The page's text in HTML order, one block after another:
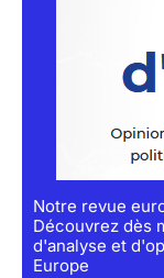
Notre revue
Découvrez dès
d'analyse et
Europe